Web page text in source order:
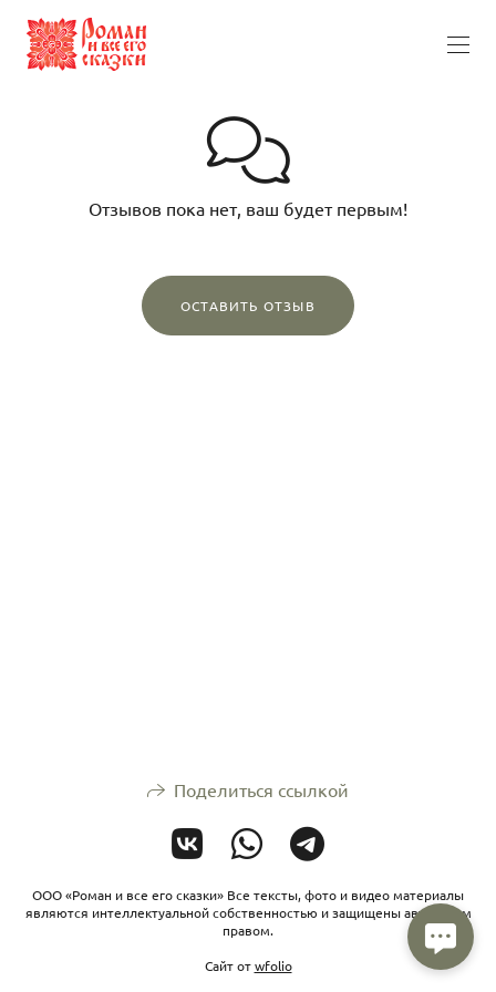
Отзывов пока нет, ваш будет первым!
ОСТАВИТЬ ОТЗЫВ
Поделиться ссылкой
ООО «Роман и все его сказки» Все тексты, фото и видео материалы
являются интеллектуальной собственностью и защищены авторским
правом.
Сайт отwfolio